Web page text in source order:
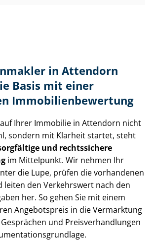
in Attendorn
Basis mit einer
Im­mo­bi­li­en­be­wer­tung
Ihrer Immobilie in Attendorn nicht
sondern mit Klarheit startet, steht
und rechtssichere
im Mittelpunkt. Wir nehmen Ihr
die Lupe, prüfen die vorhandenen
leiten den Verkehrswert nach den
her. So gehen Sie mit einem
Angebotspreis in die Vermarktung
und Preis­ver­hand­lun­gen